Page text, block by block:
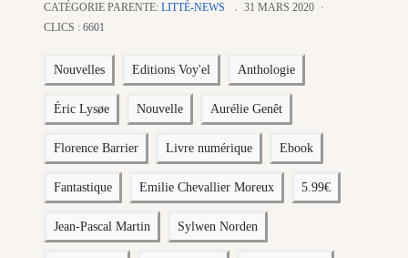
CATÉGORIE PARENTE: LITTÉ-NEWS
31 MARS 2020
CLICS : 6601
Nouvelles Editions Voy'el Anthologie
Éric Lysøe Nouvelle Aurélie Genêt
Florence Barrier Livre numérique Ebook
Fantastique Emilie Chevallier Moreux 5.99€
Jean-Pascal Martin Sylwen Norden